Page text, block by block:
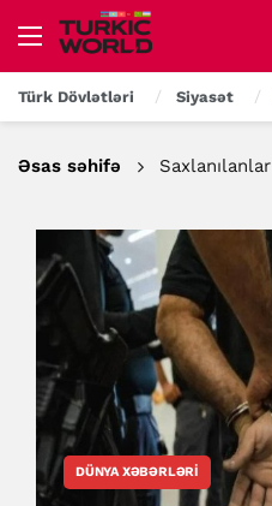
Türk Dövlətləri Siyasət
Əsas səhifə Saxlanılanlar
DÜNYA XƏBƏRLƏRI